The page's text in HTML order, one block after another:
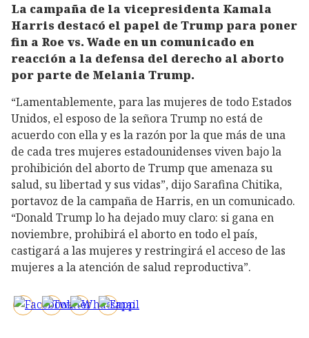
La campaña de la vicepresidenta Kamala
Harris destacó el papel de Trump para poner
fin a Roe vs. Wade en un comunicado en
reacción a la defensa del derecho al aborto
por parte de Melania Trump.
“Lamentablemente, para las mujeres de todo Estados
Unidos, el esposo de la señora Trump no está de
acuerdo con ella y es la razón por la que más de una
de cada tres mujeres estadounidenses viven bajo la
prohibición del aborto de Trump que amenaza su
salud, su libertad y sus vidas”, dijo Sarafina Chitika,
portavoz de la campaña de Harris, en un comunicado.
“Donald Trump lo ha dejado muy claro: si gana en
noviembre, prohibirá el aborto en todo el país,
castigará a las mujeres y restringirá el acceso de las
mujeres a la atención de salud reproductiva”.